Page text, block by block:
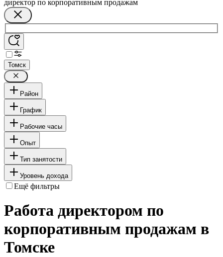
директор по корпоративным продажам
Томск
Район
График
Рабочие часы
Опыт
Тип занятости
Уровень дохода
Ещё фильтры
Работа директором по
корпоративным продажам в
Томске